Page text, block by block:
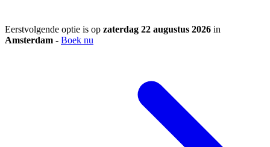
Eerstvolgende optie is op zaterdag 22 augustus 2026 in
Amsterdam - Boek nu